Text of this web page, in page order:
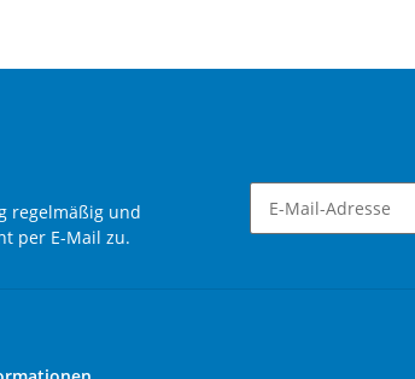
regelmäßig und
per E-Mail zu.